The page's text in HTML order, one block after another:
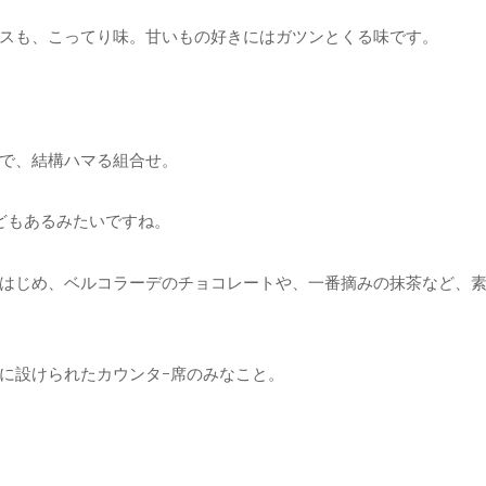
、こってり味。甘いもの好きにはガツンとくる味です。
、結構ハマる組合せ。
あるみたいですね。
じめ、ベルコラーデのチョコレートや、一番摘みの抹茶など、
設けられたカウンタ-席のみなこと。